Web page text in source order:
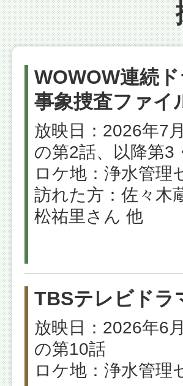
WOWOW連続
事象捜査ファイ
放映日：2026年7
の第2話、以降第3
ロケ地：浄水管理
訪れた方：佐々木
松祐里さん 他
TBSテレビドラ
放映日：2026年6
の第10話
ロケ地：浄水管理